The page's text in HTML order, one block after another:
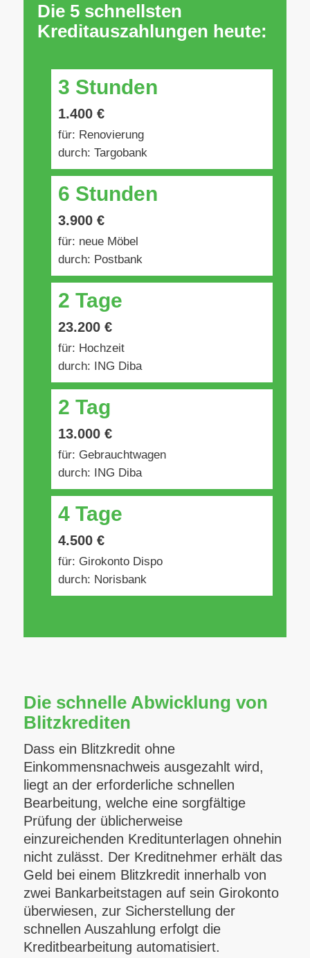
Die 5 schnellsten
Kreditauszahlungen heute:
3 Stunden
1.400 €
für: Renovierung
durch: Targobank
6 Stunden
3.900 €
für: neue Möbel
durch: Postbank
2 Tage
23.200 €
für: Hochzeit
durch: ING Diba
2 Tag
13.000 €
für: Gebrauchtwagen
durch: ING Diba
4 Tage
4.500 €
für: Girokonto Dispo
durch: Norisbank
Die schnelle Abwicklung von
Blitzkrediten
Dass ein Blitzkredit ohne
Einkommensnachweis ausgezahlt wird,
liegt an der erforderliche schnellen
Bearbeitung, welche eine sorgfältige
Prüfung der üblicherweise
einzureichenden Kreditunterlagen ohnehin
nicht zulässt. Der Kreditnehmer erhält das
Geld bei einem Blitzkredit innerhalb von
zwei Bankarbeitstagen auf sein Girokonto
überwiesen, zur Sicherstellung der
schnellen Auszahlung erfolgt die
Kreditbearbeitung automatisiert.